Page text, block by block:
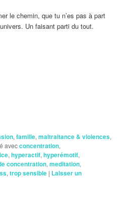
le chemin, que tu n’es pas à part
Un faisant parti du tout.
,famille,maltraitance & violences,
avecconcentration,
,hyperactif,hyperémotif,
concentration,meditation,
,trop sensible | Laisser un